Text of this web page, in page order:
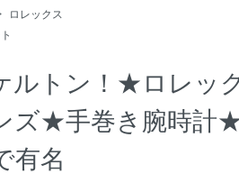
ロレックス
ルトン！★ロレッ
ズ★手巻き腕時計
有名